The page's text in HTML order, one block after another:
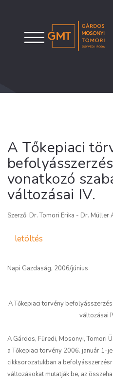
A Tőkepiaci
vonatkozó
változásai IV.
Szerző: Dr. Tomori Erika - Dr. Müller
letöltés
Napi Gazdaság, 2006/június
A Tőkepiaci törvény
változásai
A Gárdos, Füredi, Mosonyi, Tomori
a Tőkepiaci törvény 2006. január 1-
cikksorozatukban a
változásokat mutatják be, az